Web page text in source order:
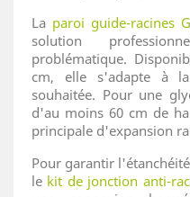
La paroi guide-racines
solution
problématique.
cm, elle s'adapte à
souhaitée. Pour une
d'au moins 60 cm de
principale d'expansion
Pour garantir
le kit de jonction anti-